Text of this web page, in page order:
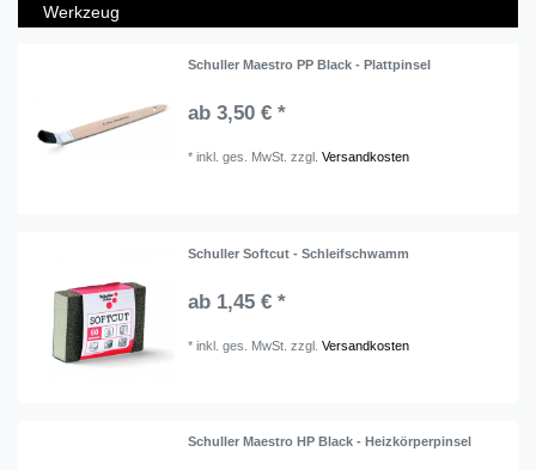
Werkzeug
Schuller Maestro PP Black - Plattpinsel
ab 3,50 € *
*inkl. ges. MwSt. zzgl.Versandkosten
Schuller Softcut - Schleifschwamm
ab 1,45 € *
*inkl. ges. MwSt. zzgl.Versandkosten
Schuller Maestro HP Black - Heizkörperpinsel